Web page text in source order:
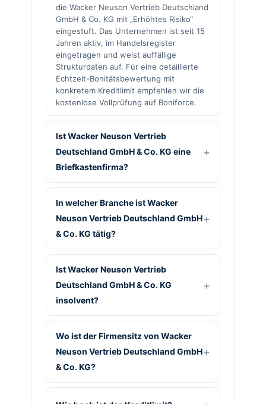
die Wacker Neuson Vertrieb Deutschland
GmbH & Co. KG mit „Erhöhtes Risiko“
eingestuft. Das Unternehmen ist seit 15
Jahren aktiv, im Handelsregister
eingetragen und weist auffällige
Strukturdaten auf. Für eine detaillierte
Echtzeit-Bonitätsbewertung mit
konkretem Kreditlimit empfehlen wir die
kostenlose Vollprüfung auf Boniforce.
Ist Wacker Neuson Vertrieb
Deutschland GmbH & Co. KG eine
Briefkastenfirma?
In welcher Branche ist Wacker
Neuson Vertrieb Deutschland GmbH
& Co. KG tätig?
Ist Wacker Neuson Vertrieb
Deutschland GmbH & Co. KG
insolvent?
Wo ist der Firmensitz von Wacker
Neuson Vertrieb Deutschland GmbH
& Co. KG?